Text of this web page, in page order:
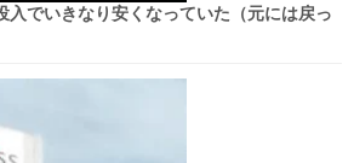
入でいきなり安くなっていた（元には戻っ